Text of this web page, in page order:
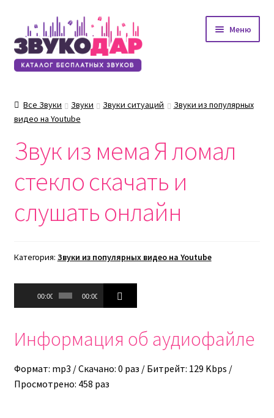
Перейти
к
навигации
Перейти
к
содержимому
Меню
Все Звуки Звуки Звуки ситуаций
Звуки из популярных
видео на Youtube
Звук из мема Я ломал
стекло скачать и
слушать онлайн
Категория: Звуки из популярных видео на Youtube
Аудиоплеер
00:00 00:00
Информация об аудиофайле
Формат: mp3 / Скачано: 0 раз / Битрейт: 129 Kbps /
Просмотрено: 458 раз